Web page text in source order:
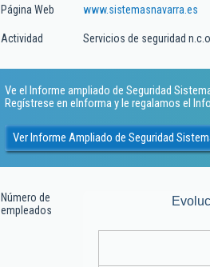
Página Web www.sistemasnavarra.es
Actividad Servicios de seguridad
Ve el Informe ampliado de Seguridad
Regístrese en eInforma y le regalamos el
Ver Informe Ampliado de Seguridad
Número de
empleados